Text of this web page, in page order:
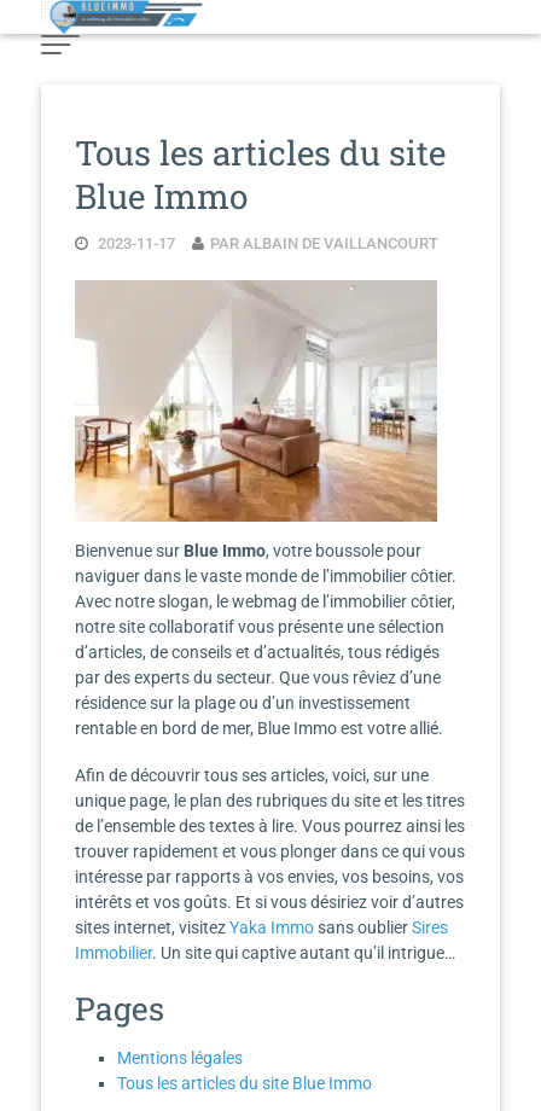
to
Tous les articles du site
Blue Immo
2023-11-17 PAR ALBAIN DE VAILLANCOURT
Bienvenue sur Blue Immo, votre boussole pour
naviguer dans le vaste monde de l’immobilier côtier.
Avec notre slogan, le webmag de l’immobilier côtier,
notre site collaboratif vous présente une sélection
d’articles, de conseils et d’actualités, tous rédigés
par des experts du secteur. Que vous rêviez d’une
résidence sur la plage ou d’un investissement
rentable en bord de mer, Blue Immo est votre allié.
Afin de découvrir tous ses articles, voici, sur une
unique page, le plan des rubriques du site et les titres
de l’ensemble des textes à lire. Vous pourrez ainsi les
trouver rapidement et vous plonger dans ce qui vous
intéresse par rapports à vos envies, vos besoins, vos
intérêts et vos goûts. Et si vous désiriez voir d’autres
sites internet, visitezYaka Immosans oublierSires
Immobilier. Un site qui captive autant qu’il intrigue…
Pages
Mentions légales
Tous les articles du site Blue Immo